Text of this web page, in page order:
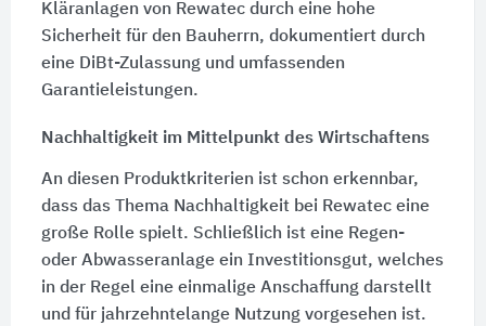
Kläranlagen von Rewatec durch eine hohe
Sicherheit für den Bauherrn, dokumentiert durch
eine DiBt-Zulassung und umfassenden
Garantieleistungen.
Nachhaltigkeit im Mittelpunkt des Wirtschaftens
An diesen Produktkriterien ist schon erkennbar,
dass das Thema Nachhaltigkeit bei Rewatec eine
große Rolle spielt. Schließlich ist eine Regen-
oder Abwasseranlage ein Investitionsgut, welches
in der Regel eine einmalige Anschaffung darstellt
und für jahrzehntelange Nutzung vorgesehen ist.